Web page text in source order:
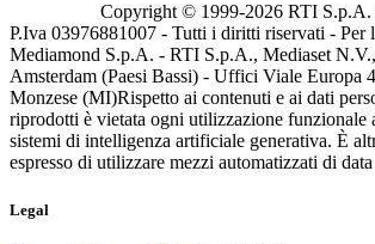
Copyright © 1999-2026 RTI S.p.A.
P.Iva 03976881007 - Tutti i diritti riservati - Per
Mediamond S.p.A. - RTI S.p.A., Mediaset
Amsterdam (Paesi Bassi) - Uffici Viale Europa
Monzese (MI)Rispetto ai contenuti e ai dati
riprodotti è vietata ogni utilizzazione funzionale
sistemi di intelligenza artificiale generativa. È
espresso di utilizzare mezzi automatizzati di
Legal